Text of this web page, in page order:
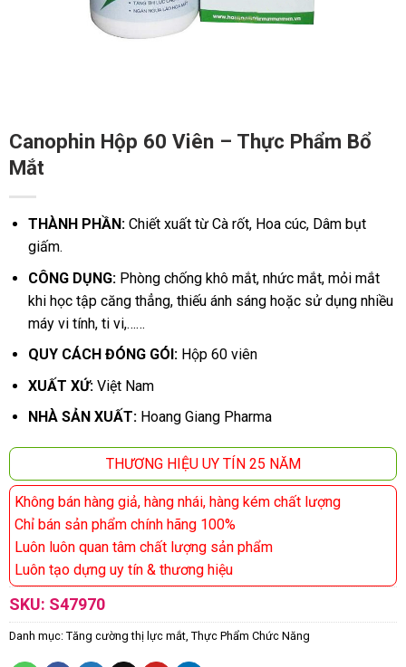
Canophin Hộp 60 Viên – Thực Phẩm Bổ
Mắt
THÀNH PHẦN: Chiết xuất từ Cà rốt, Hoa cúc, Dâm bụt
giấm.
CÔNG DỤNG: Phòng chống khô mắt, nhức mắt, mỏi mắt
khi học tập căng thẳng, thiếu ánh sáng hoặc sử dụng nhiều
máy vi tính, ti vi,……
QUY CÁCH ĐÓNG GÓI: Hộp 60 viên
XUẤT XỨ: Việt Nam
NHÀ SẢN XUẤT: Hoang Giang Pharma
THƯƠNG HIỆU UY TÍN 25 NĂM
Không bán hàng giả, hàng nhái, hàng kém chất lượng
Chỉ bán sản phẩm chính hãng 100%
Luôn luôn quan tâm chất lượng sản phẩm
Luôn tạo dựng uy tín & thương hiệu
SKU: S47970
Danh mục: Tăng cường thị lực mắt, Thực Phẩm Chức Năng